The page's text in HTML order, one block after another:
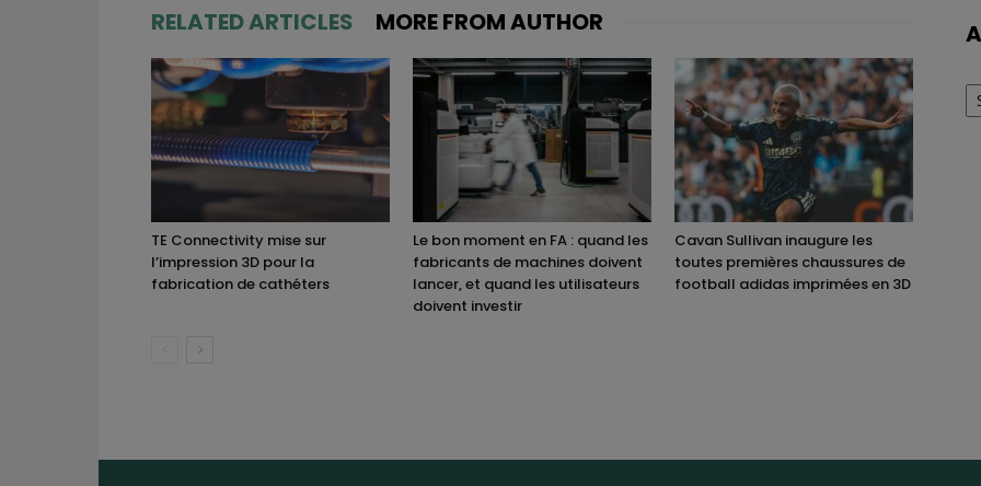
RELATED ARTICLES MORE FROM AUTHOR
TE Connectivity mise sur
l’impression 3D pour la
fabrication de cathéters
Le bon moment en FA : quand les
fabricants de machines doivent
lancer, et quand les utilisateurs
doivent investir
Cavan Sullivan inaugure les
toutes premières chaussures de
football adidas imprimées en 3D